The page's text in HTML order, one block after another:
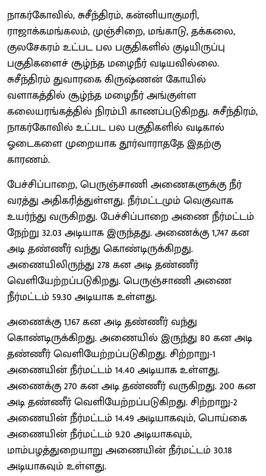
நாகர்கோவில், சுசீந்திரம், கன்னியாகுமரி,
ராஜாக்கமங்கலம், முஞ்சிறை, மங்காடு, தக்கலை,
குலசேகரம் உட்பட பல பகுதிகளில் குடியிருப்பு
பகுதிகளைச் சூழ்ந்த மழைநீர் வடியவில்லை.
சுசீந்திரம் துவாரகை கிருஷ்ணன் கோயில்
வளாகத்தில் சூழ்ந்த மழைநீர் அங்குள்ள
கலையரங்கத்தில் நிரம்பி காணப்படுகிறது. சுசீந்திரம்,
நாகர்கோவில் உட்பட பல பகுதிகளில் வடிகால்
ஓடைகளை முறையாக தூர்வாராததே இதற்கு
காரணம்.
பேச்சிப்பாறை, பெருஞ்சாணி அணைகளுக்கு நீர்
வரத்து அதிகரித்துள்ளது. நீர்மட்டமும் வெகுவாக
உயர்ந்து வருகிறது. பேச்சிப்பாறை அணை நீர்மட்டம்
நேற்று 32.03 அடியாக இருந்தது. அணைக்கு 1,747 கன
அடி தண்ணீர் வந்து கொண்டிருக்கிறது.
அணையிலிருந்து 278 கன அடி தண்ணீர்
வெளியேற்றப்படுகிறது. பெருஞ்சாணி அணை
நீர்மட்டம் 59.30 அடியாக உள்ளது.
அணைக்கு 1,167 கன அடி தண்ணீர் வந்து
கொண்டிருக்கிறது. அணையில் இருந்து 80 கன அடி
தண்ணீர் வெளியேற்றப்படுகிறது. சிற்றாறு-1
அணையின் நீர்மட்டம் 14.40 அடியாக உள்ளது.
அணைக்கு 270 கன அடி தண்ணீர் வருகிறது. 200 கன
அடி தண்ணீர் வெளியேற்றப்படுகிறது. சிற்றாறு-2
அணையின் நீர்மட்டம் 14.49 அடியாகவும், பொய்கை
அணையின் நீர்மட்டம் 9.20 அடியாகவும்,
மாம்பழத்துறையாறு அணையின் நீர்மட்டம் 30.18
அடியாகவும் உள்ளது.